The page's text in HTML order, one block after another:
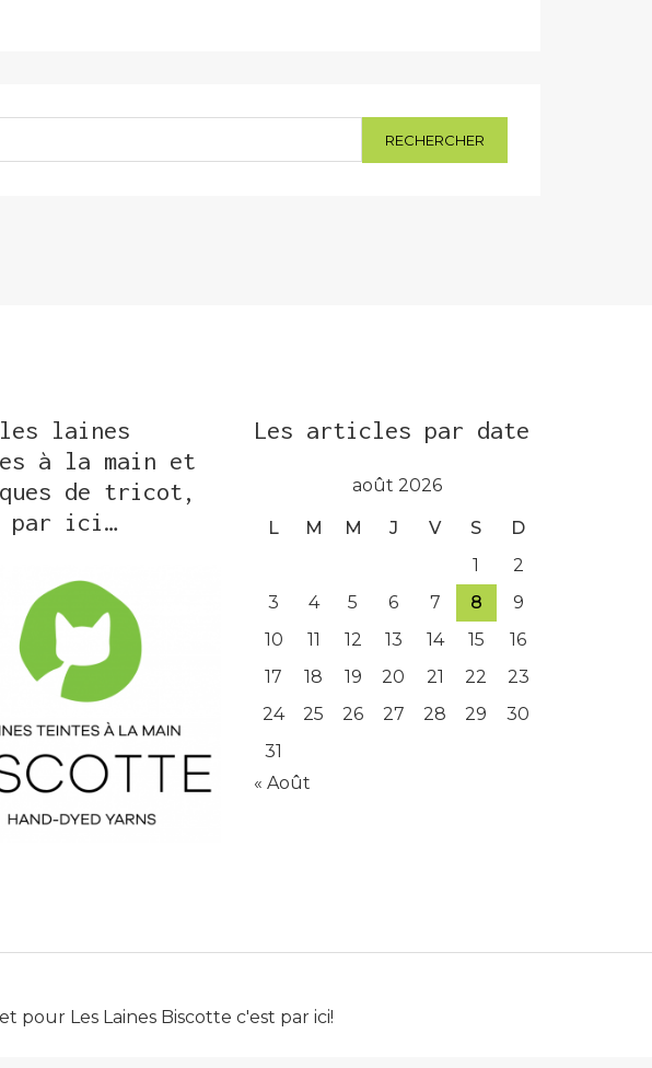
laines
à la main et
de tricot,
par ici…
Les articles par date
août 2026
L M M J V S
D
1
2
3
4 5 6 7 8
9
10
11 12 13 14 15
16
17
18 19 20 21 22
23
24
25 26 27 28 29
30
31
« Août
et pour Les Laines Biscotte c'est par ici!